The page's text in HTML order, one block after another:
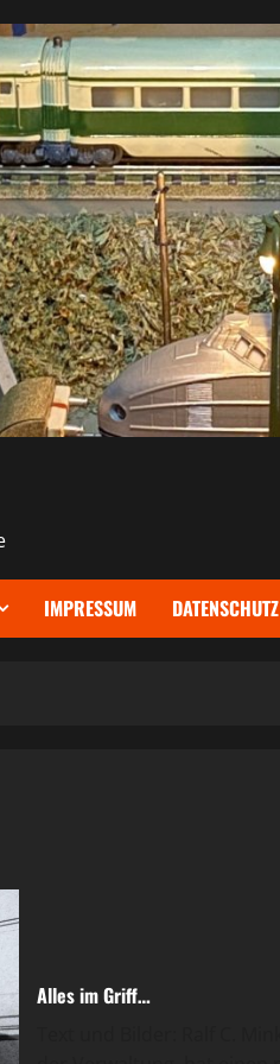
IMPRESSUM DATENSCHUTZ
Alles im Griff…